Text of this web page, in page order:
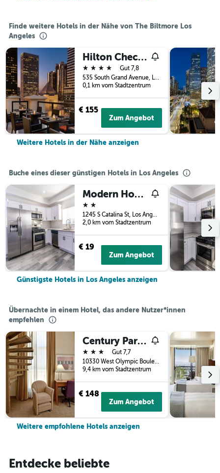
Finde weitere Hotels in der Nähe von The Biltmore Los
Angeles
Hilton Checkers Los Angeles
4 Sterne
Gut 7,8
535 South Grand Avenue, Los Angeles, CA, USA
0,1 km vom Stadtzentrum
€ 155
Zum Angebot
Weitere Hotels in der Nähe anzeigen
Buche eines dieser günstigen Hotels in Los Angeles
Modern Homestay 2
2 Sterne
1245 S Catalina St, Los Angeles, CA, USA
2,0 km vom Stadtzentrum
€ 19
Zum Angebot
Günstigste Hotels in Los Angeles anzeigen
Übernachte in einem Hotel, das andere Nutzer*innen
empfehlen
Century Park Hotel
3 Sterne
Gut 7,7
10330 West Olympic Boulevard, Los Angeles, CA, USA
9,4 km vom Stadtzentrum
€ 148
Zum Angebot
Weitere empfohlene Hotels anzeigen
Entdecke beliebte